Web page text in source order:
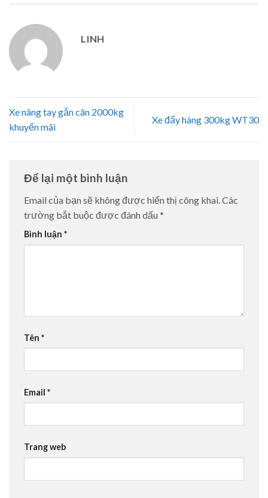
LINH
Xe nâng tay gắn cân 2000kg
khuyến mãi
Xe đẩy hàng 300kg WT30
Để lại một bình luận
Email của bạn sẽ không được hiển thị công khai.Các
trường bắt buộc được đánh dấu *
Bình luận *
Tên *
Email *
Trang web